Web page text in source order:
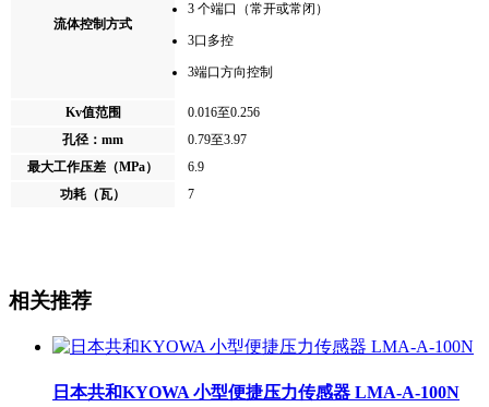
流体控制方式
3 个端口（常开或常闭）
3口多控
3端口方向控制
Kv值范围
0.016至0.256
孔径：mm
0.79至3.97
最大工作压差（MPa）
6.9
功耗（瓦）
7
相关推荐
日本共和KYOWA 小型便捷压力传感器 LMA-A-100N